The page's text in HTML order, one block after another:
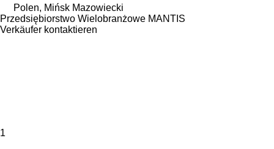
Polen, Mińsk Mazowiecki
Przedsiębiorstwo Wielobranżowe MANTIS
Verkäufer kontaktieren
1